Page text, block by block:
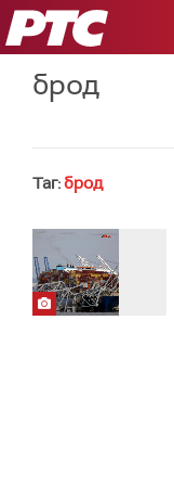
РТС
брод
Таг:брод